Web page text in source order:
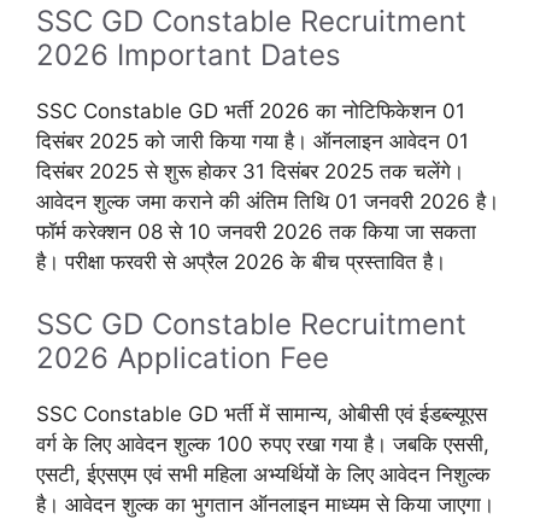
SSC GD Constable Recruitment
2026 Important Dates
SSC Constable GD भर्ती 2026 का नोटिफिकेशन 01
दिसंबर 2025 को जारी किया गया है। ऑनलाइन आवेदन 01
दिसंबर 2025 से शुरू होकर 31 दिसंबर 2025 तक चलेंगे।
आवेदन शुल्क जमा कराने की अंतिम तिथि 01 जनवरी 2026 है।
फॉर्म करेक्शन 08 से 10 जनवरी 2026 तक किया जा सकता
है। परीक्षा फरवरी से अप्रैल 2026 के बीच प्रस्तावित है।
SSC GD Constable Recruitment
2026 Application Fee
SSC Constable GD भर्ती में सामान्य, ओबीसी एवं ईडब्ल्यूएस
वर्ग के लिए आवेदन शुल्क 100 रुपए रखा गया है। जबकि एससी,
एसटी, ईएसएम एवं सभी महिला अभ्यर्थियों के लिए आवेदन निशुल्क
है। आवेदन शुल्क का भुगतान ऑनलाइन माध्यम से किया जाएगा।